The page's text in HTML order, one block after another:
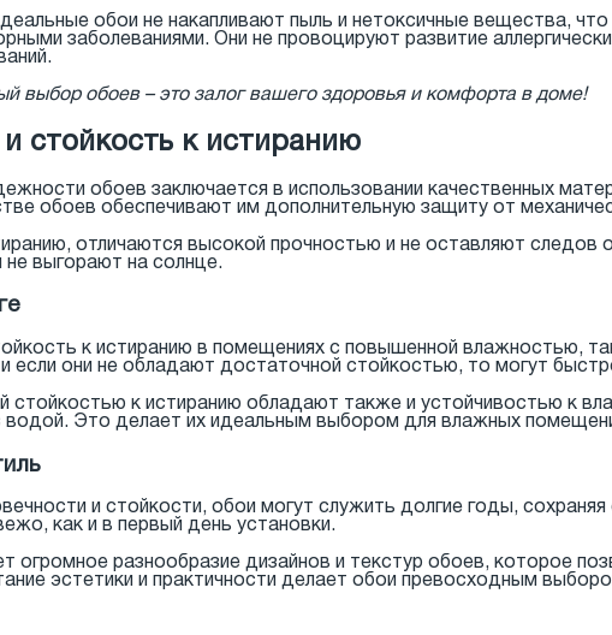
обои не накапливают пыль и нетоксичные вещества,
заболеваниями. Они не провоцируют развитие
выбор обоев – это залог вашего здоровья и комфорта в доме!
стойкость к истиранию
обоев заключается в использовании качественных
обоев обеспечивают им дополнительную защиту от
отличаются высокой прочностью и не оставляют следов
выгорают на солнце.
к истиранию в помещениях с повышенной влажностью,
если они не обладают достаточной стойкостью, то могут
стойкостью к истиранию обладают также и устойчивостью к
водой. Это делает их идеальным выбором для влажных
и стойкости, обои могут служить долгие годы,
как и в первый день установки.
огромное разнообразие дизайнов и текстур обоев, которое
эстетики и практичности делает обои превосходным